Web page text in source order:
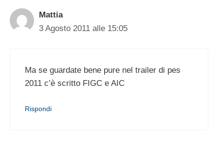
Mattia
3 Agosto 2011 alle 15:05
Ma se guardate bene pure nel trailer di pes
2011 c’è scritto FIGC e AIC
Rispondi